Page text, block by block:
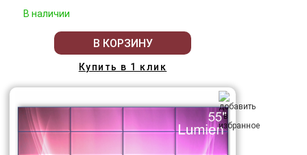
В наличии
В КОРЗИНУ
Купить в 1 клик